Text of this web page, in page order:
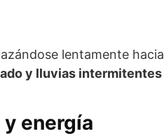
lentamente
y lluvias intermitentes
energía